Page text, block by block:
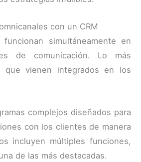
con un CRM
simultáneamente en
de comunicación. Lo más
que vienen integrados en los
complejos diseñados para
con los clientes de manera
incluyen múltiples funciones,
de las más destacadas.